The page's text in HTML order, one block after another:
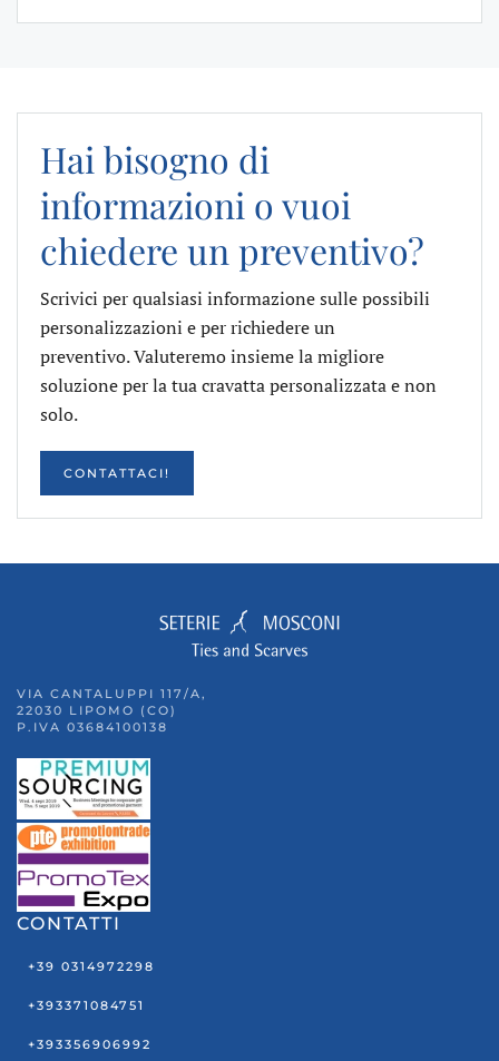
Hai bisogno di
informazioni o vuoi
chiedere un preventivo?
Scrivici per qualsiasi informazione sulle possibili
personalizzazioni e per richiedere un
preventivo. Valuteremo insieme la migliore
soluzione per la tua cravatta personalizzata e non
solo.
CONTATTACI!
VIA CANTALUPPI 117/A,
22030 LIPOMO (CO)
P.IVA 03684100138
CONTATTI
+39 0314972298
+393371084751
+393356906992